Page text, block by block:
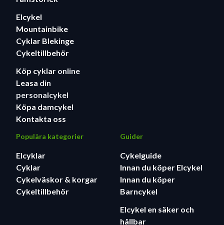
Elcykel
Mountainbike
Cyklar Blekinge
Cykeltillbehör
Köp cyklar online
Leasa din
personalcykel
Köpa damcykel
Kontakta oss
Populära kategorier
Elcyklar
Cyklar
Cykelväskor & korgar
Cykeltillbehör
Guider
Cykelguide
Innan du köper Elcykel
Innan du köper
Barncykel
Elcykel en säker och
hållbar